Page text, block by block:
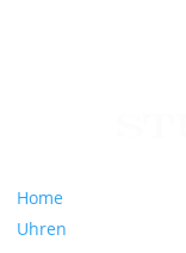
Home
Uhren